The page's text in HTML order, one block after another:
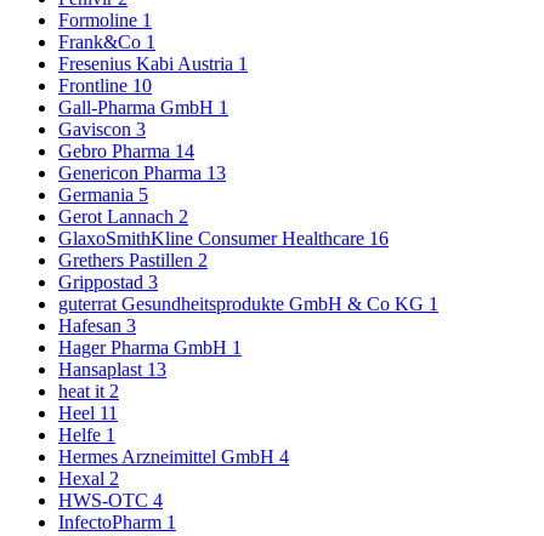
Formoline 1
Frank&Co 1
Fresenius Kabi Austria 1
Frontline 10
Gall-Pharma GmbH 1
Gaviscon 3
Gebro Pharma 14
Genericon Pharma 13
Germania 5
Gerot Lannach 2
GlaxoSmithKline Consumer Healthcare 16
Grethers Pastillen 2
Grippostad 3
guterrat Gesundheitsprodukte GmbH & Co KG 1
Hafesan 3
Hager Pharma GmbH 1
Hansaplast 13
heat it 2
Heel 11
Helfe 1
Hermes Arzneimittel GmbH 4
Hexal 2
HWS-OTC 4
InfectoPharm 1